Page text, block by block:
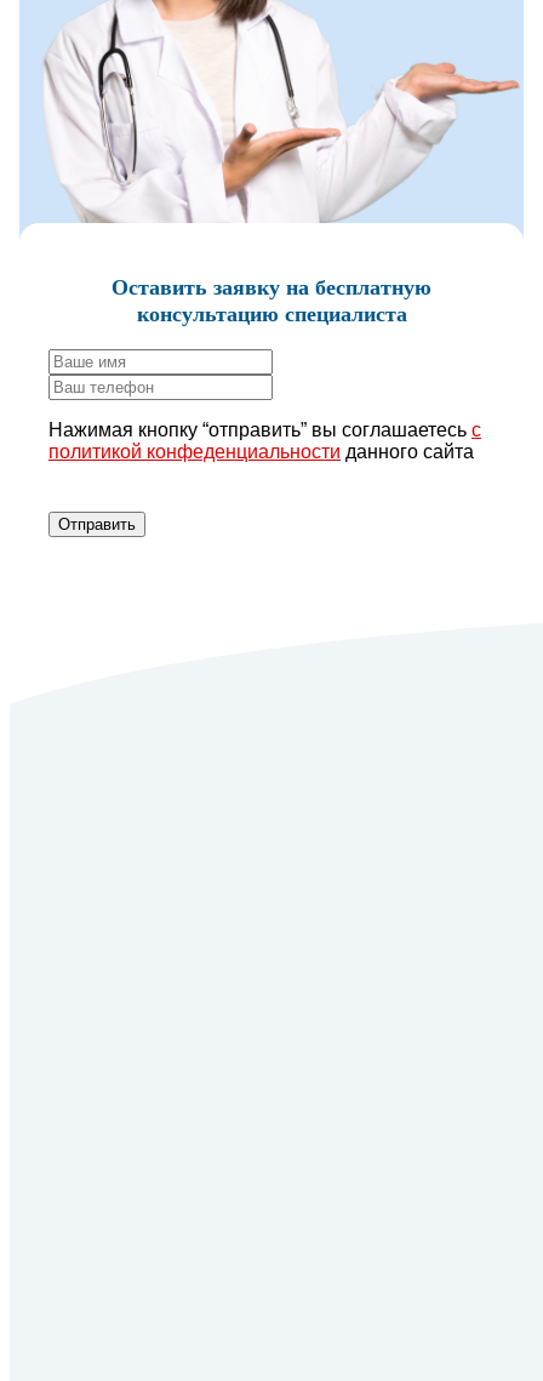
Оставить заявку на бесплатную
консультацию специалиста
Нажимая кнопку “отправить” вы соглашаетесь с
политикой конфеденциальности данного сайта
Отправить